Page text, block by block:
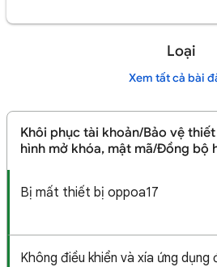
Loại
Xem tất cả bài
Khôi phục tài khoản/Bảo vệ
hình mở khóa, mật mã/Đồng bộ
Bị mất thiết bị oppoa17
Không điều khiển và xía ứng dụng